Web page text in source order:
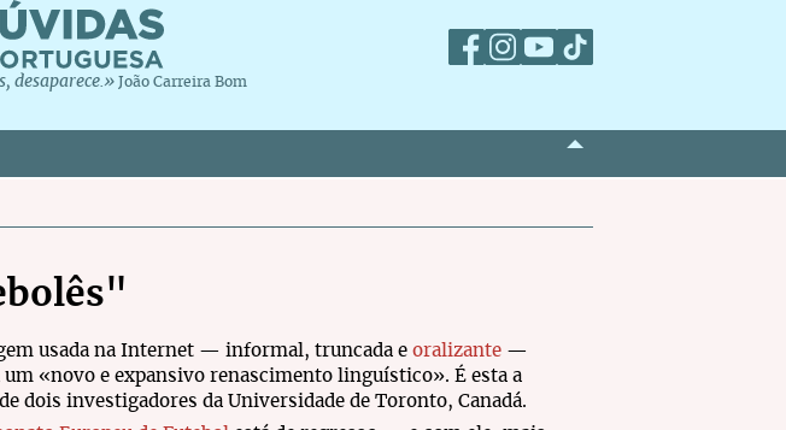
desaparece.» João Carreira Bom
usada na Internet — informal, truncada e oralizante —
um «novo e expansivo renascimento linguístico». É esta a
de dois investigadores da Universidade de Toronto, Canadá.